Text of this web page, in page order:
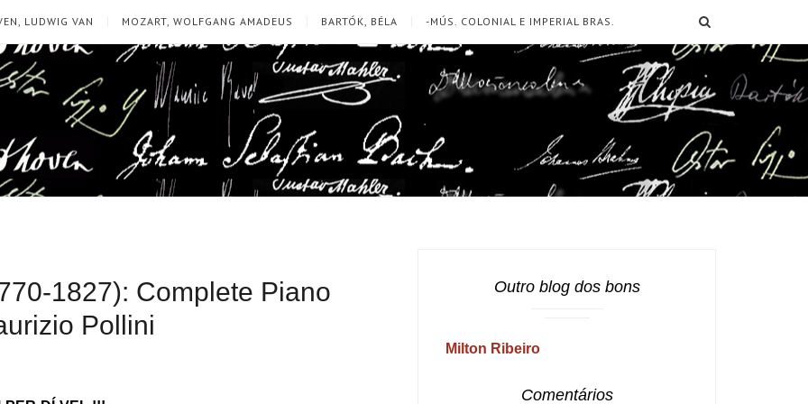
LUDWIG VAN MOZART, WOLFGANG AMADEUS BARTÓK, BÉLA -MÚS. COLONIAL E IMPERIAL BRAS.
1827): Complete Piano
Pollini
Outro blog dos bons
Milton Ribeiro
Comentários